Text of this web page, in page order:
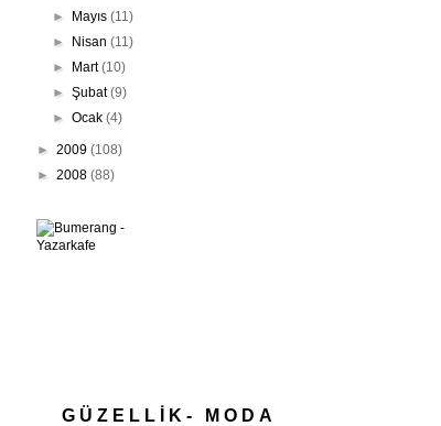
► Mayıs(11)
► Nisan(11)
► Mart(10)
►Şubat(9)
►Ocak(4)
► 2009 (108)
► 2008 (88)
GÜZELLİK- MODA